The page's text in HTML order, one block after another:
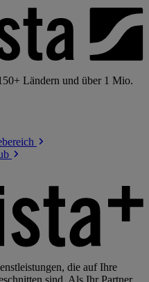
Ländern und über 1 Mio.
die auf Ihre
sind. Als Ihr Partner